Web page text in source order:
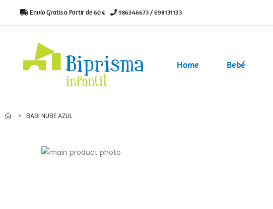
Envío Gratis a Partir de 60 € 986346673 / 698131133
Home Bebé
BABI NUBE AZUL
Saltar